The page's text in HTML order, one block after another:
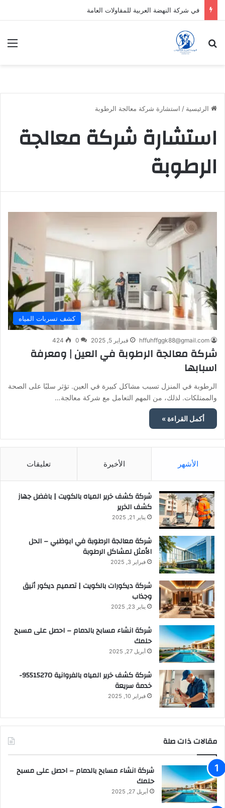
في شركة النهضة العربية للمقاولات العامة
بحث عن
الرئيسية / استشارة شركة معالجة الرطوبة
استشارة شركة معالجة
الرطوبة
كشف تسربات المياه
hffuhffggk88@gmail.com فبراير 5, 2025 0
424
شركة معالجة الرطوبة في العين | ومعرفة
اسبابها
الرطوبة في المنزل تسبب مشاكل كبيرة في العين. تؤثر سلبًا على الصحة
والممتلكات. لذلك، من المهم التعامل مع شركة معالجة…
أكمل القراءة »
الأشهر الأخيرة تعليقات
شركة كشف خرير المياه بالكويت | بافضل جهاز
كشف الخرير
يناير 21, 2025
شركة معالجة الرطوبة في ابوظبي – الحل
الأمثل لمشاكل الرطوبة
فبراير 3, 2025
شركة ديكورات بالكويت | تصميم ديكور أنيق
وجذاب
يناير 23, 2025
شركة انشاء مسابح بالدمام – احصل على مسبح
حلمك
أبريل 27, 2025
شركة كشف خرير المياه بالفروانية 95515270-
خدمة سريعة
فبراير 10, 2025
مقالات ذات صلة
شركة انشاء مسابح بالدمام – احصل على مسبح
حلمك
أبريل 27, 2025